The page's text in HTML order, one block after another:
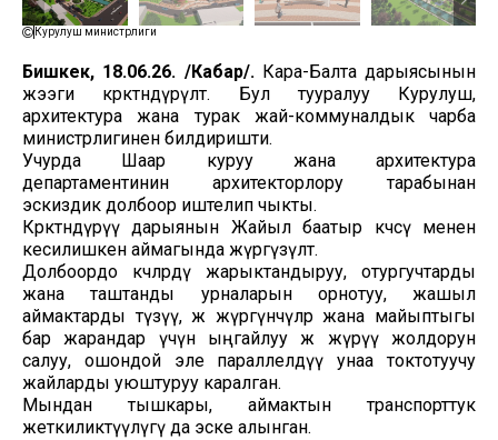
Курулуш министрлиги
Бишкек, 18.06.26. /Кабар/.Кара-Балта дарыясынын
жээги көрктөндүрүлөт. Бул тууралуу Курулуш,
архитектура жана турак жай-коммуналдык чарба
министрлигинен билдиришти.
Учурда Шаар куруу жана архитектура
департаментинин архитекторлору тарабынан
эскиздик долбоор иштелип чыкты.
Көрктөндүрүү дарыянын Жайыл баатыр көчөсү менен
кесилишкен аймагында жүргүзүлөт.
Долбоордо көчөлөрдү жарыктандыруу, отургучтарды
жана таштанды урналарын орнотуу, жашыл
аймактарды түзүү, жөө жүргүнчүлөр жана майыптыгы
бар жарандар үчүн ыңгайлуу жөө жүрүү жолдорун
салуу, ошондой эле параллелдүү унаа токтотуучу
жайларды уюштуруу каралган.
Мындан тышкары, аймактын транспорттук
жеткиликтүүлүгү да эске алынган.